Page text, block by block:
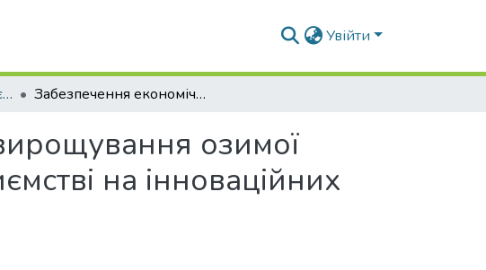
Увійти
ОПП "Економіка підприємства" Забезпечення економічної ефективності вирощування озимої пшениці у сільськогосподарському підприємстві на інноваційних засадах
озимої
на інноваційних